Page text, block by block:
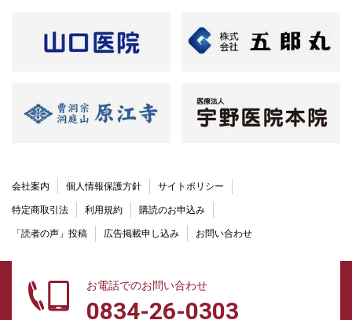
会社案内 個人情報保護方針 サイトポリシー
特定商取引法 利用規約 購読のお申込み
「読者の声」投稿 広告掲載申し込み お問い合わせ
お電話でのお問い合わせ
0834-26-0303